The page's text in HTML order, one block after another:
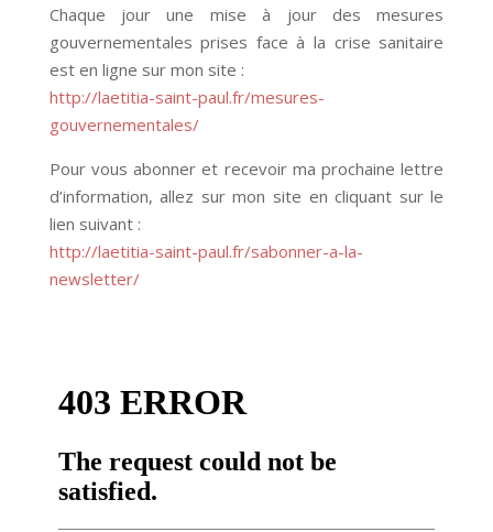
Chaque jour une mise à jour des mesures
gouvernementales prises face à la crise sanitaire
est en ligne sur mon site :
http://laetitia-saint-paul.fr/mesures-
gouvernementales/
Pour vous abonner et recevoir ma prochaine lettre
d’information, allez sur mon site en cliquant sur le
lien suivant :
http://laetitia-saint-paul.fr/sabonner-a-la-
newsletter/